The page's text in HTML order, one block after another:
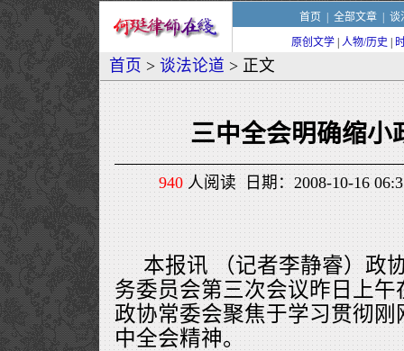
首页 全部文章| 谈
原创文学 人物/历史
首页 > 谈法论道 > 正文
三中全会明确缩小
940人阅读 日期：2008-10-16
本报讯 （记者李静睿）政
务委员会第三次会议昨日上
政协常委会聚焦于学习贯彻
中全会精神。